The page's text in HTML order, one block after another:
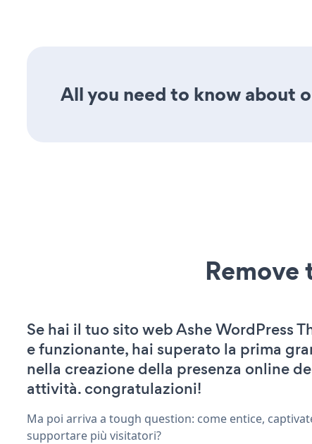
All you need to know about
Remove
Se hai il tuo sito web Ashe WordPress
e funzionante, hai superato la prima
nella creazione della presenza online
attività. congratulazioni!
Ma poi arriva a tough question: come entice,
supportare più visitatori?